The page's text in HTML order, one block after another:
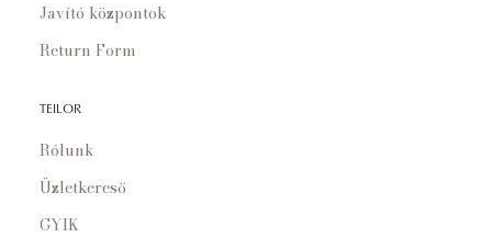
Javító központok
Return Form
TEILOR
Rólunk
Üzletkereső
GYIK